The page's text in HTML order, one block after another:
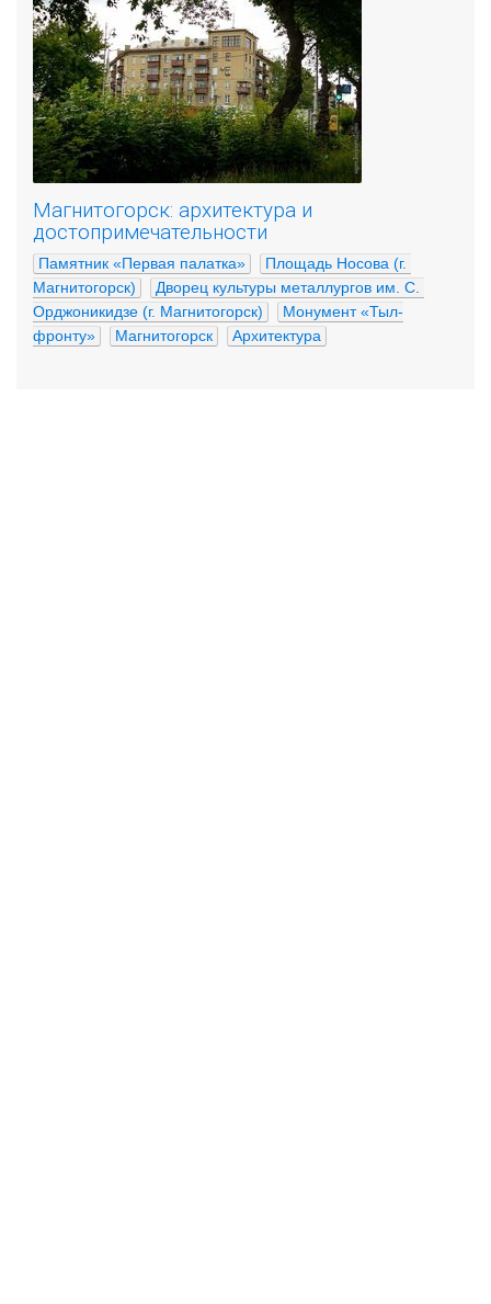
Магнитогорск: архитектура и
достопримечательности
Памятник «Первая палатка»
Площадь Носова (г.
Магнитогорск)
Дворец культуры металлургов им. С.
Орджоникидзе (г. Магнитогорск)
Монумент «Тыл-
фронту»
Магнитогорск Архитектура